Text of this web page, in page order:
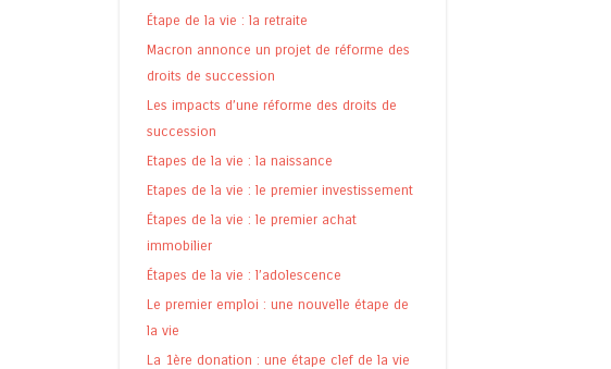
Étape de la vie : la retraite
Macron annonce un projet de réforme des
droits de succession
Les impacts d’une réforme des droits de
succession
Etapes de la vie : la naissance
Etapes de la vie : le premier investissement
Étapes de la vie : le premier achat
immobilier
Étapes de la vie : l’adolescence
Le premier emploi : une nouvelle étape de
la vie
La 1ère donation : une étape clef de la vie